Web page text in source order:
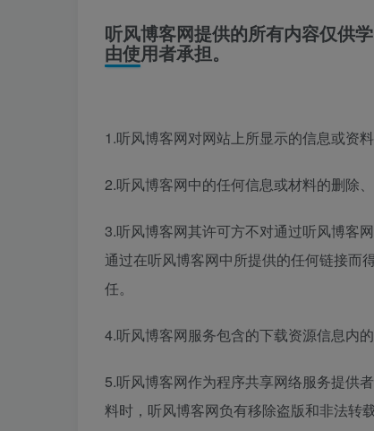
听风博客网提供的所有内容仅供
由使用者承担。
1.听风博客网对网站上所显示的信息或资
2.听风博客网中的任何信息或材料的删除
3.听风博客网其许可方不对通过听风博客
通过在听风博客网中所提供的任何链接而
任。
4.听风博客网服务包含的下载资源信息内
5.听风博客网作为程序共享网络服务提供
料时，听风博客网负有移除盗版和非法转